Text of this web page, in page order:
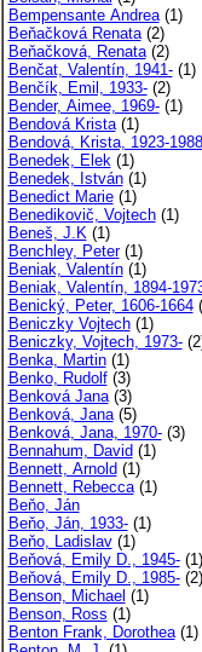
Bempensante Andrea(1)
Beňačková Renata(2)
Beňačková, Renata(2)
Benčat, Valentín, 1941-(1)
Benčík, Emil, 1933-(2)
Bender, Aimee, 1969-(1)
Bendová Krista(1)
Bendová, Krista, 1923-1988
Benedek, Elek(1)
Benedek, István(1)
Benedict Marie(1)
Benedikovič, Vojtech(1)
Beneš, J.K(1)
Benchley, Peter(1)
Beniak, Valentín(1)
Beniak, Valentín, 1894-
Benický, Peter, 1606-1664
Beniczky Vojtech(1)
Beniczky, Vojtech, 1973-
Benka, Martin(1)
Benko, Rudolf(3)
Benková Jana(3)
Benková, Jana(5)
Benková, Jana, 1970-(3)
Bennahum, David (1)
Bennett, Arnold (1)
Bennett, Rebecca(1)
Beňo, Ján
Beňo, Ján, 1933-(1)
Beňo, Ladislav(1)
Beňová, Emily D., 1945-(1)
Beňová, Emily D., 1985-(2)
Benson, Michael (1)
Benson, Ross (1)
Benton Frank, Dorothea(1)